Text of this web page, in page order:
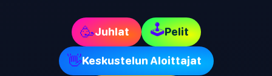
🥳Juhlat 🕹Pelit
👋Keskustelun Aloittajat